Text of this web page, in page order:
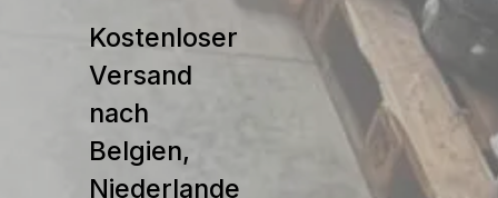
Kostenloser
Versand
nach
Belgien,
Niederlande